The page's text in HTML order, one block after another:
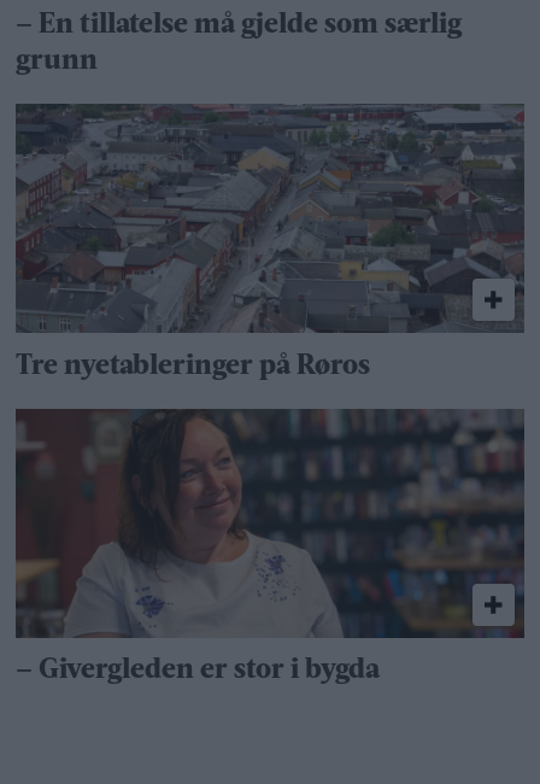
– En tillatelse må gjelde som særlig
grunn
Tre nyetableringer på Røros
– Givergleden er stor i bygda